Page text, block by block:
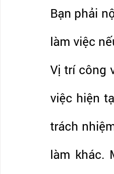
Bạn phải
làm việc
Vị trí công
việc hiện
trách
làm khác.